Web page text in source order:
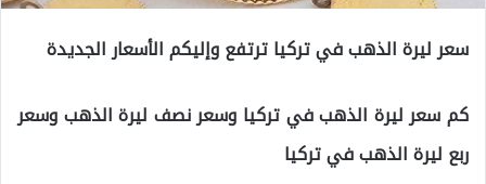
سعر ليرة الذهب في تركيا ترتفع وإليكم الأسعار الجديدة
كم سعر ليرة الذهب في تركيا وسعر نصف ليرة الذهب وسعر
ربع ليرة الذهب في تركيا